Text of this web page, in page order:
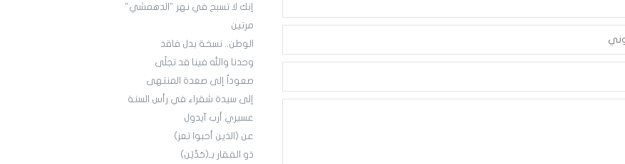
إنك لا تسبح في نهر "الدهمشي"
مرتين
الوطن.. نسخة بدل فاقد
وحدنا والله فينا قد تجلّى
صعوداً إلى صعدة المنتهى
إلى سيدة شقراء في رأس السنة
عسيري أرب آيدول
عن (الذين أحبوا تعز)
ذو الفقار بـ(حَدَّيْن)